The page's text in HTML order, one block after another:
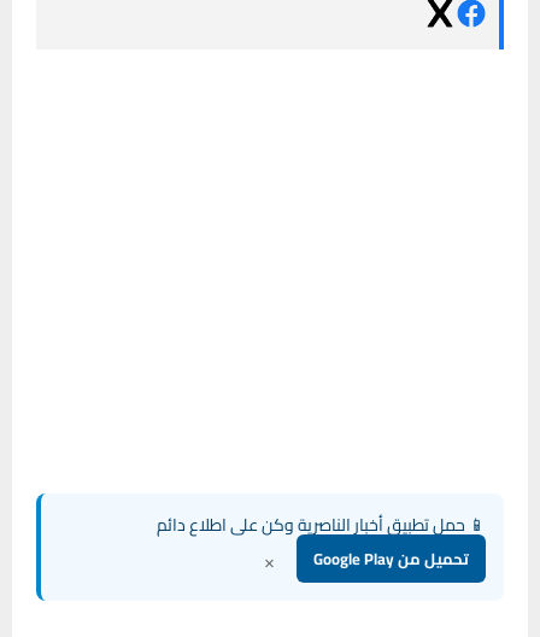
📱 حمل تطبيق أخبار الناصرية وكن على اطلاع دائم
تحميل من Google Play ×